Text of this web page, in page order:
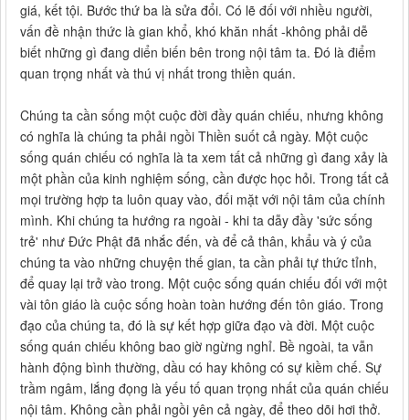
giá, kết tội. Bước thứ ba là sửa đổi. Có lẽ đối với nhiều người,
vấn đề nhận thức là gian khổ, khó khăn nhất -không phải dễ
biết những gì đang diển biến bên trong nội tâm ta. Đó là điểm
quan trọng nhất và thú vị nhất trong thiền quán.
Chúng ta cần sống một cuộc đời đầy quán chiếu, nhưng không
có nghĩa là chúng ta phải ngồi Thiền suốt cả ngày. Một cuộc
sống quán chiếu có nghĩa là ta xem tất cả những gì đang xảy là
một phần của kinh nghiệm sống, cần được học hỏi. Trong tất cả
mọi trường hợp ta luôn quay vào, đối mặt với nội tâm của chính
mình. Khi chúng ta hướng ra ngoài - khi ta dẫy đầy 'sức sống
trẻ' như Đức Phật đã nhắc đến, và để cả thân, khẩu và ý của
chúng ta vào những chuyện thế gian, ta cần phải tự thức tỉnh,
để quay lại trở vào trong. Một cuộc sống quán chiếu đối với một
vài tôn giáo là cuộc sống hoàn toàn hướng đến tôn giáo. Trong
đạo của chúng ta, đó là sự kết hợp giữa đạo và đời. Một cuộc
sống quán chiếu không bao giờ ngừng nghỉ. Bề ngoài, ta vẫn
hành động bình thường, dầu có hay không có sự kiềm chế. Sự
trầm ngâm, lắng đọng là yếu tố quan trọng nhất của quán chiếu
nội tâm. Không cần phải ngồi yên cả ngày, để theo dõi hơi thở.